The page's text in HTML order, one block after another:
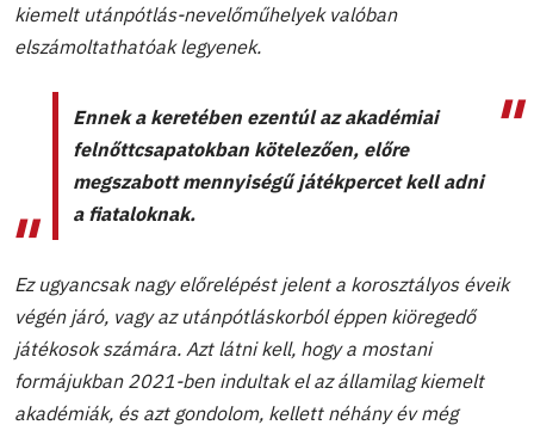
kiemelt utánpótlás-nevelőműhelyek valóban
elszámoltathatóak legyenek.
Ennek a keretében ezentúl az akadémiai
felnőttcsapatokban kötelezően, előre
megszabott mennyiségű játékpercet kell adni
a fiataloknak.
Ez ugyancsak nagy előrelépést jelent a korosztályos éveik
végén járó, vagy az utánpótláskorból éppen kiöregedő
játékosok számára. Azt látni kell, hogy a mostani
formájukban 2021-ben indultak el az államilag kiemelt
akadémiák, és azt gondolom, kellett néhány év még